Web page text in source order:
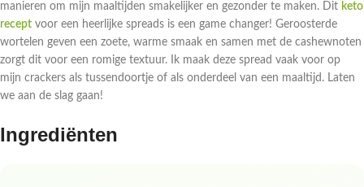
manieren om mijn maaltijden smakelijker en gezonder te maken. Dit keto
recept voor een heerlijke spreads is een game changer! Geroosterde
wortelen geven een zoete, warme smaak en samen met de cashewnoten
zorgt dit voor een romige textuur. Ik maak deze spread vaak voor op
mijn crackers als tussendoortje of als onderdeel van een maaltijd. Laten
we aan de slag gaan!
Ingrediënten